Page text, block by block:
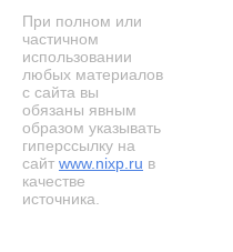
При полном или
частичном
использовании
любых материалов
с сайта вы
обязаны явным
образом указывать
гиперссылку на
сайт www.nixp.ru в
качестве
источника.